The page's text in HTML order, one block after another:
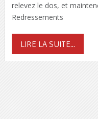
relevez le dos, et
Redressements
LIRE LA SUITE...